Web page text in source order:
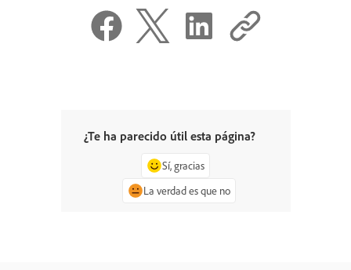
¿Te ha parecido útil esta página?
Sí, gracias
La verdad es que no